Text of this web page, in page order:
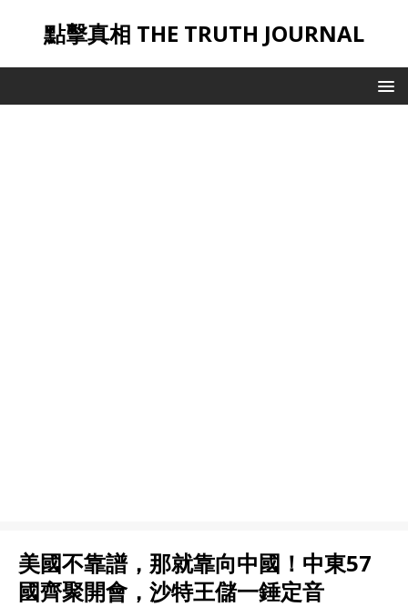
點擊真相 THE TRUTH JOURNAL
美國不靠譜，那就靠向中國！中東57
國齊聚開會，沙特王儲一錘定音